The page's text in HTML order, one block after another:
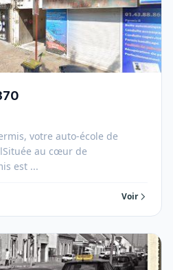
votre auto-école de
au cœur de
est ...
Voir